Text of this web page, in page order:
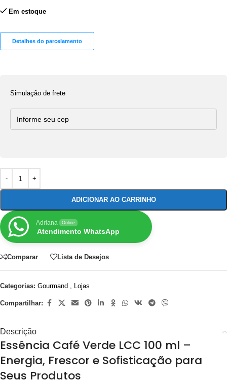
Em estoque
Detalhes do parcelamento
Simulação de frete
ADICIONAR AO CARRINHO
Adriana Online
Atendimento WhatsApp
Comparar Lista de Desejos
Categorias: Gourmand , Lojas
Compartilhar:
Descrição
Essência Café Verde LCC 100 ml –
Energia, Frescor e Sofisticação para
Seus Produtos